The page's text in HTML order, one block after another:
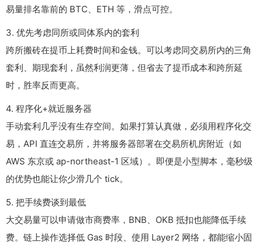
易量排名靠前的 BTC、ETH 等，滑点可控。
3. 优先考虑同所或同体系内的套利
跨所搬砖在提币上耗费时间和金钱。可以考虑同交易所内的三角
套利、期现套利，虽然利润更薄，但省去了提币成本和跨所延
时，胜率反而更高。
4. 程序化+就近服务器
手动套利几乎没有生存空间。如果打算认真做，必须用程序化交
易，API 直连交易所，并将服务器部署在交易所机房附近（如
AWS 东京或 ap-northeast-1 区域）。即便是小型脚本，毫秒级
的优势也能让你少滑几个 tick。
5. 把手续费谈到最低
大交易量可以申请做市商费率，BNB、OKB 抵扣也能降低手续
费。链上操作选择低 Gas 时段、使用 Layer2 网络，都能缩小固